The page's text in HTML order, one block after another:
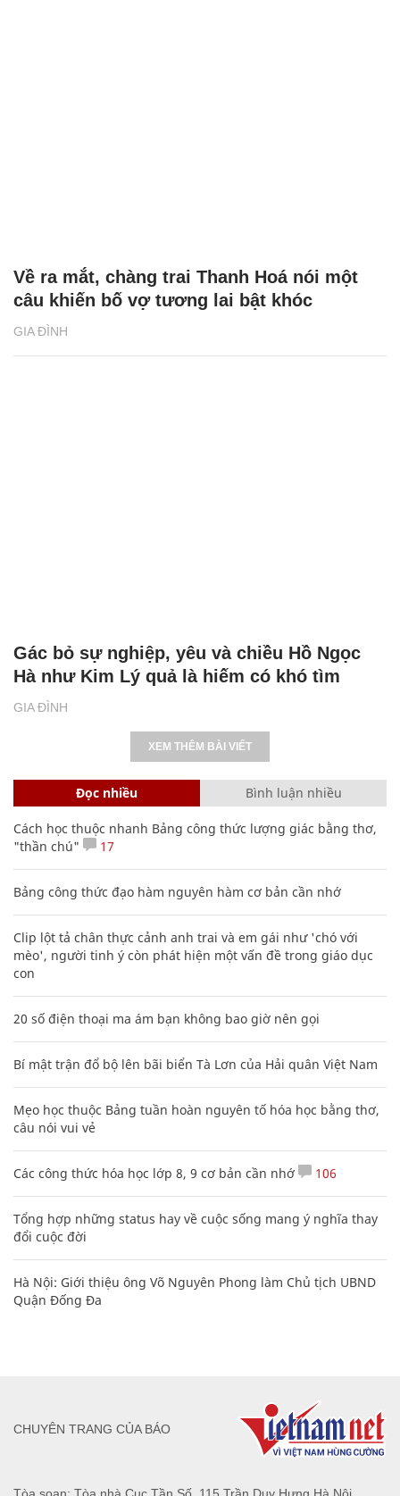
GIA ĐÌNH
Về ra mắt, chàng trai Thanh Hoá nói một
câu khiến bố vợ tương lai bật khóc
GIA ĐÌNH
Gác bỏ sự nghiệp, yêu và chiều Hồ Ngọc
Hà như Kim Lý quả là hiếm có khó tìm
XEM THÊM BÀI VIẾT
Đọc nhiều Bình luận nhiều
Cách học thuộc nhanh Bảng công thức lượng giác bằng thơ,
"thần chú"
17
Bảng công thức đạo hàm nguyên hàm cơ bản cần nhớ
Clip lột tả chân thực cảnh anh trai và em gái như 'chó với
mèo', người tinh ý còn phát hiện một vấn đề trong giáo dục
con
20 số điện thoại ma ám bạn không bao giờ nên gọi
Bí mật trận đổ bộ lên bãi biển Tà Lơn của Hải quân Việt Nam
Mẹo học thuộc Bảng tuần hoàn nguyên tố hóa học bằng thơ,
câu nói vui vẻ
Các công thức hóa học lớp 8, 9 cơ bản cần nhớ 106
Tổng hợp những status hay về cuộc sống mang ý nghĩa thay
đổi cuộc đời
Hà Nội: Giới thiệu ông Võ Nguyên Phong làm Chủ tịch UBND
Quận Đống Đa
Tòa soạn: Tòa nhà Cục Tần Số, 115 Trần Duy Hưng Hà Nội
CHUYÊN TRANG CỦA BÁO